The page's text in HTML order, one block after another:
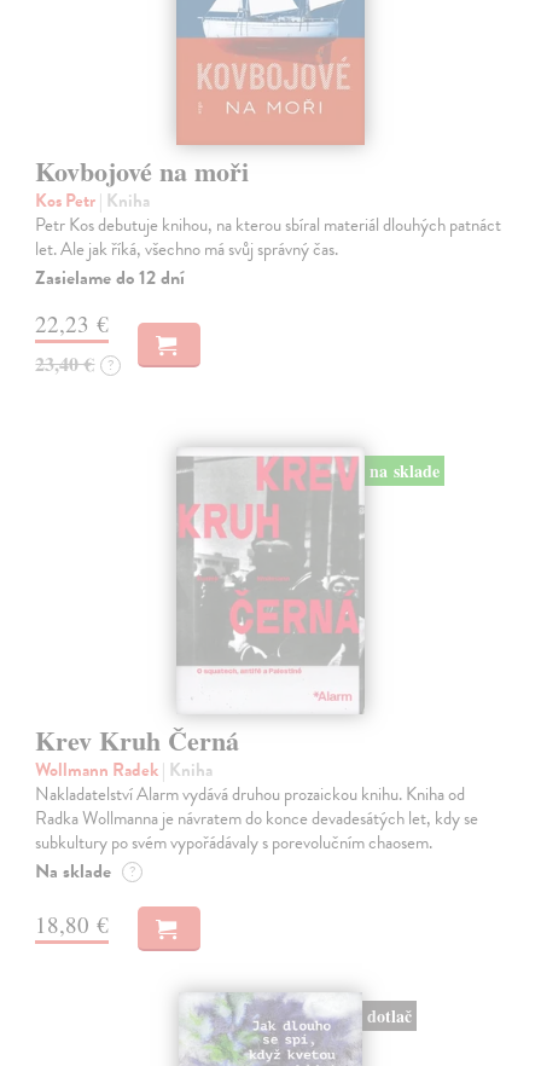
Kovbojové na moři
Kos Petr| Kniha
Petr Kos debutuje knihou, na kterou sbíral materiál dlouhých patnáct
let. Ale jak říká, všechno má svůj správný čas.
Zasielame do 12 dní
22,23 €
23,40 € ?
na sklade
Krev Kruh Černá
Wollmann Radek| Kniha
Nakladatelství Alarm vydává druhou prozaickou knihu. Kniha od
Radka Wollmanna je návratem do konce devadesátých let, kdy se
subkultury po svém vypořádávaly s porevolučním chaosem.
Na sklade ?
18,80 €
dotlač